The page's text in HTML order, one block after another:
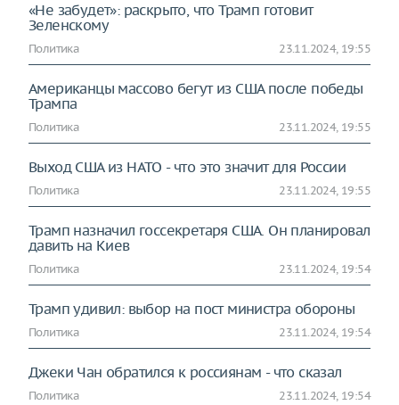
«Не забудет»: раскрыто, что Трамп готовит
Зеленскому
Политика 23.11.2024, 19:55
Американцы массово бегут из США после победы
Трампа
Политика 23.11.2024, 19:55
Выход США из НАТО - что это значит для России
Политика 23.11.2024, 19:55
Трамп назначил госсекретаря США. Он планировал
давить на Киев
Политика 23.11.2024, 19:54
Трамп удивил: выбор на пост министра обороны
Политика 23.11.2024, 19:54
Джеки Чан обратился к россиянам - что сказал
Политика 23.11.2024, 19:54